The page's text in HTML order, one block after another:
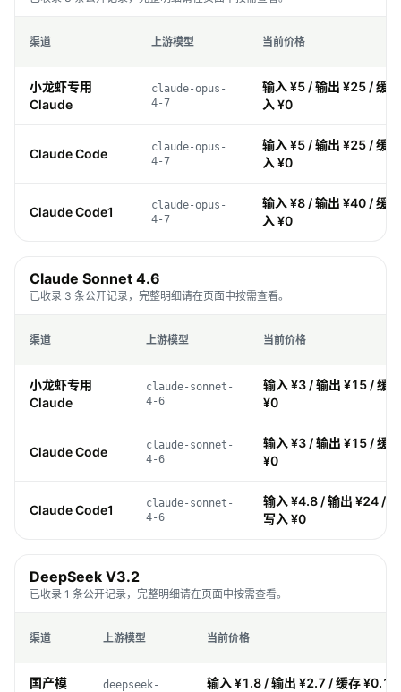
渠道 上游模型 当前价格
小龙虾专用
Claude
claude-opus-
4-7
输入 ¥5 / 输出 ¥25 / 缓
入 ¥0
Claude Code
claude-opus-
4-7
输入 ¥5 / 输出 ¥25 / 缓
入 ¥0
Claude Code1
claude-opus-
4-7
输入 ¥8 / 输出 ¥40 / 缓
入 ¥0
Claude Sonnet 4.6
已收录 3 条公开记录，完整明细请在页面中按需查看。
渠道 上游模型 当前价格
小龙虾专用
Claude
claude-sonnet-
4-6
输入 ¥3 / 输出 ¥15 / 缓
¥0
Claude Code
claude-sonnet-
4-6
输入 ¥3 / 输出 ¥15 / 缓
¥0
Claude Code1
claude-sonnet-
4-6
输入 ¥4.8 / 输出 ¥24 /
写入 ¥0
DeepSeek V3.2
已收录 1 条公开记录，完整明细请在页面中按需查看。
渠道 上游模型 当前价格
国产模
deepseek-
输入 ¥1.8 / 输出 ¥2.7 / 缓存